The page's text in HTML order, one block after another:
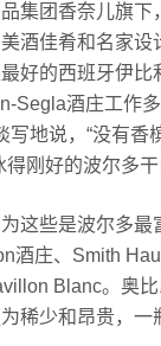
集团香奈儿旗下
酒佳肴和名家设
好的西班牙伊比
Segla酒庄工作
写地说，“没有香
得刚好的波尔多干
这些是波尔多最
酒庄、Smith
Blanc。奥
稀少和昂贵，一